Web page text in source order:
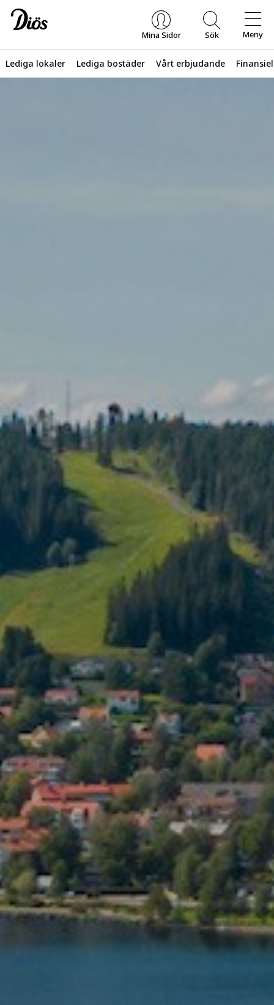
Mina Sidor Sök Meny
Lediga lokaler Lediga bostäder Vårt erbjudande